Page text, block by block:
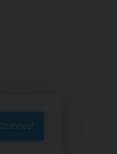
Stáhnout